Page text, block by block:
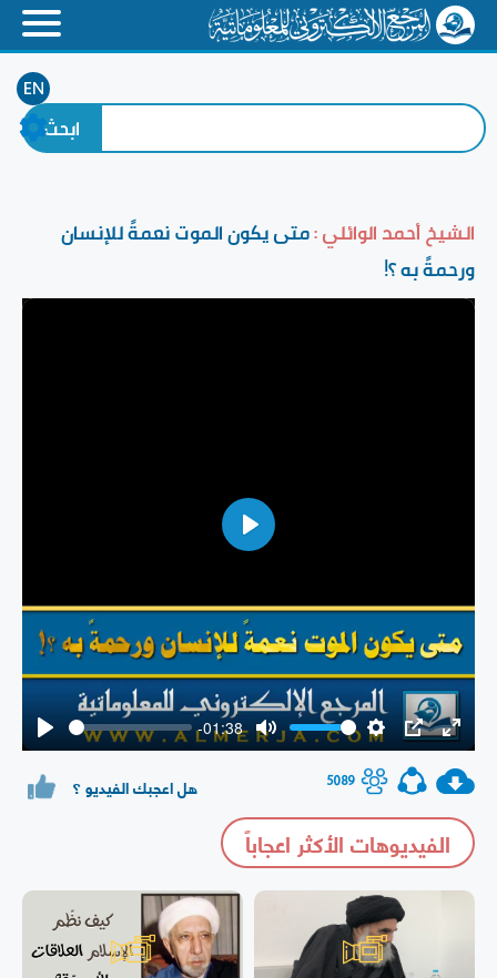
EN
الشيخ أحمد الوائلي :متى يكون الموت نعمةً للإنسان
ورحمةً به ؟!
Play
-01:38
Mute
Settings
PIP Enter
Play
5089 هل اعجبك الفيديو ؟
الفيديوهات الأكثر اعجاباً